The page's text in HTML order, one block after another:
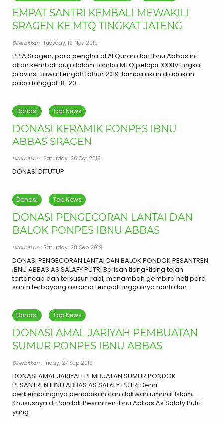
EMPAT SANTRI KEMBALI MEWAKILI
SRAGEN KE MTQ TINGKAT JATENG
Diterbitkan: Tuesday, 19 Nov 2019
PPIA Sragen, para penghafal Al Quran dari Ibnu Abbas ini
akan kembali diuji dalam lomba MTQ pelajar XXXIV tingkat
provinsi Jawa Tengah tahun 2019. lomba akan diadakan
pada tanggal 18-20..
Donasi Top News
DONASI KERAMIK PONPES IBNU
ABBAS SRAGEN
Diterbitkan: Saturday, 26 Oct 2019
DONASI DITUTUP
Donasi Top News
DONASI PENGECORAN LANTAI DAN
BALOK PONPES IBNU ABBAS
Diterbitkan: Saturday, 28 Sep 2019
DONASI PENGECORAN LANTAI DAN BALOK PONDOK PESANTREN
IBNU ABBAS AS SALAFY PUTRI Barisan tiang-tiang telah
tertancap dan tersusun rapi, menambah gembira hati para
santri terbayang asrama tempat tinggalnya nanti dan..
Donasi Top News
DONASI AMAL JARIYAH PEMBUATAN
SUMUR PONPES IBNU ABBAS
Diterbitkan: Friday, 27 Sep 2019
DONASI AMAL JARIYAH PEMBUATAN SUMUR PONDOK
PESANTREN IBNU ABBAS AS SALAFY PUTRI Demi
berkembangnya pendidikan dan dakwah ummat Islam ..
Khususnya di Pondok Pesantren Ibnu Abbas As Salafy Putri
yang..